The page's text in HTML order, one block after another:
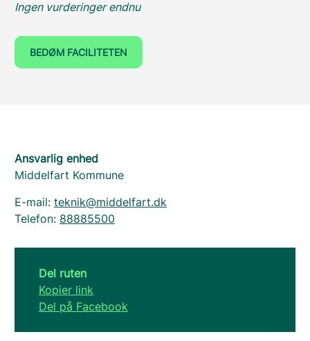
Ingen vurderinger endnu
BEDØM FACILITETEN
Ansvarlig enhed
Middelfart Kommune
E-mail: teknik@middelfart.dk
Telefon: 88885500
Del ruten
Kopier link
Del på Facebook